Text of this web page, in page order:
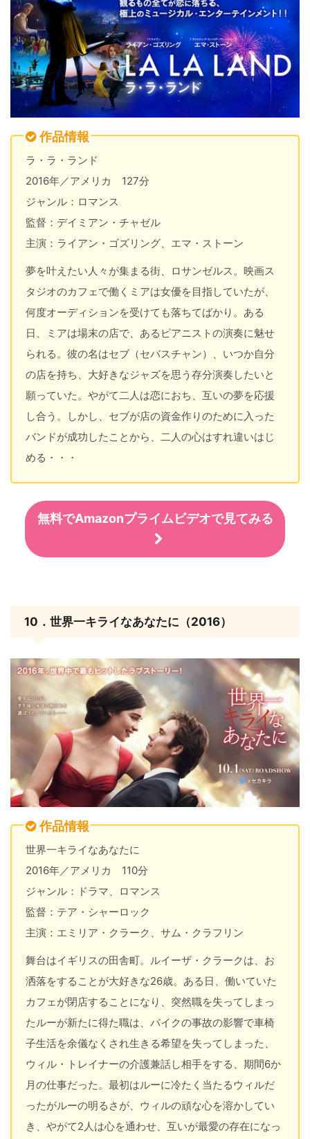
作品情報
ラ・ラ・ランド
2016年／アメリカ 127分
ジャンル：ロマンス
監督：デイミアン・チャゼル
主演：ライアン・ゴズリング、エマ・ストーン
夢を叶えたい人々が集まる街、ロサンゼルス。映画ス
タジオのカフェで働くミアは女優を目指していたが、
何度オーディションを受けても落ちてばかり。ある
日、ミアは場末の店で、あるピアニストの演奏に魅せ
られる。彼の名はセブ（セバスチャン）、いつか自分
の店を持ち、大好きなジャズを思う存分演奏したいと
願っていた。やがて二人は恋におち、互いの夢を応援
し合う。しかし、セブが店の資金作りのために入った
バンドが成功したことから、二人の心はすれ違いはじ
める・・・
無料でAmazonプライムビデオで見てみる
10．世界一キライなあなたに（2016）
作品情報
世界一キライなあなたに
2016年／アメリカ 110分
ジャンル：ドラマ、ロマンス
監督：テア・シャーロック
主演：エミリア・クラーク、サム・クラフリン
舞台はイギリスの田舎町。ルイーザ・クラークは、お
洒落をすることが大好きな26歳。ある日、働いていた
カフェが閉店することになり、突然職を失ってしまっ
たルーが新たに得た職は、バイクの事故の影響で車椅
子生活を余儀なくされ生きる希望を失ってしまった、
ウィル・トレイナーの介護兼話し相手をする、期間6か
月の仕事だった。最初はルーに冷たく当たるウィルだ
ったがルーの明るさが、ウィルの頑な心を溶かしてい
き、やがて2人は心を通わせ、互いが最愛の存在になっ